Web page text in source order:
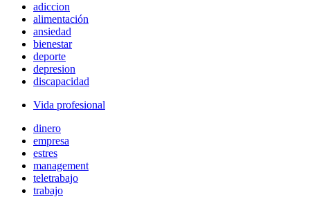
adiccion
alimentación
ansiedad
bienestar
deporte
depresion
discapacidad
Vida profesional
dinero
empresa
estres
management
teletrabajo
trabajo